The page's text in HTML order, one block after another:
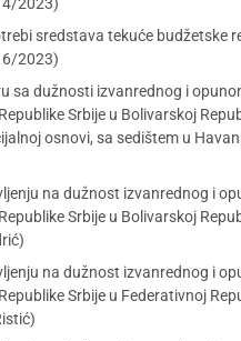
sredstava tekuće budžetske
2023)
sa dužnosti izvanrednog i
Srbije u Bolivarskoj
osnovi, sa sedištem u
na dužnost izvanrednog i
Srbije u Bolivarskoj
na dužnost izvanrednog i
Srbije u Federativnoj